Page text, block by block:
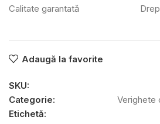
Calitate garantată
Adaugă la favorite
SKU:
Categorie:
Verighete
Etichetă: